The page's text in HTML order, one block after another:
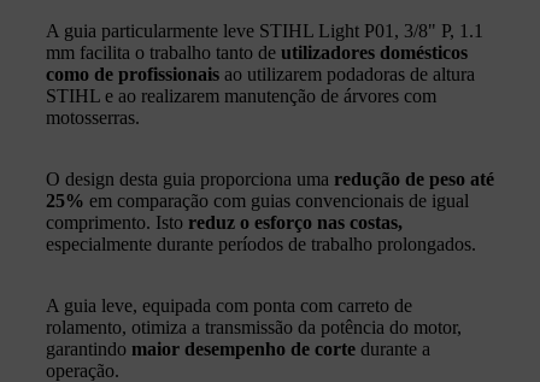
A guia particularmente leve STIHL Light P01, 3/8" P, 1.1
mm facilita o trabalho tanto de utilizadores domésticos
como de profissionais ao utilizarem podadoras de altura
STIHL e ao realizarem manutenção de árvores com
motosserras.
O design desta guia proporciona uma redução de peso até
25% em comparação com guias convencionais de igual
comprimento. Isto reduz o esforço nas costas,
especialmente durante períodos de trabalho prolongados.
A guia leve, equipada com ponta com carreto de
rolamento, otimiza a transmissão da potência do motor,
garantindo maior desempenho de corte durante a
operação.